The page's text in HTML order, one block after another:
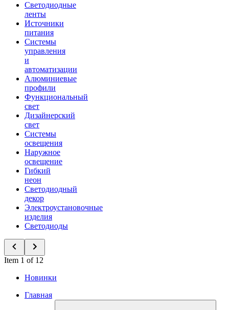
Светодиодные
ленты
Источники
питания
Системы
управления
и
автоматизации
Алюминиевые
профили
Функциональный
свет
Дизайнерский
свет
Системы
освещения
Наружное
освещение
Гибкий
неон
Светодиодный
декор
Электроустановочные
изделия
Светодиоды
Item 1 of 12
Новинки
Главная